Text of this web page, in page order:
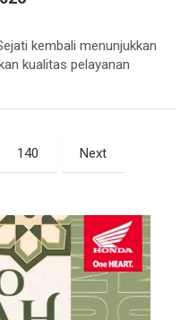
kembali menunjukkan
kualitas pelayanan
140 Next